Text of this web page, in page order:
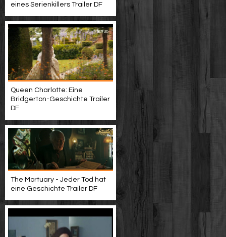
eines Serienkillers Trailer DF
Queen Charlotte: Eine
Bridgerton-Geschichte Trailer
DF
The Mortuary - Jeder Tod hat
eine Geschichte Trailer DF